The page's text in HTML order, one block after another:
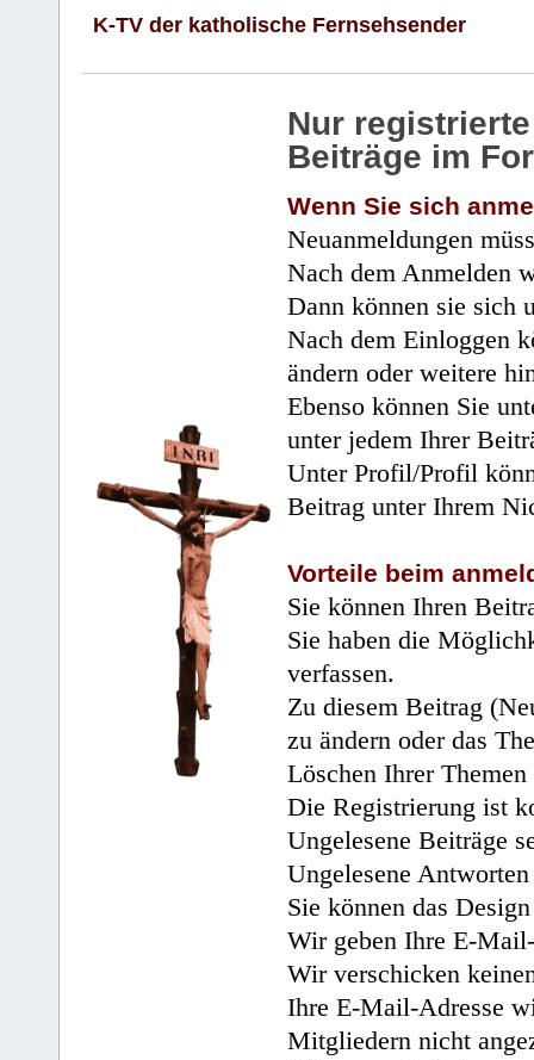
K-TV der katholische Fernsehsender
Nur
Beiträge im
Wenn Sie sich
Neuanmeldungen
Nach dem Anmelden
Dann können sie sich
Nach dem Einloggen
ändern oder weitere
Ebenso können Sie
unter jedem Ihrer
Unter Profil/Profil
Beitrag unter Ihrem
Vorteile beim
Sie können Ihren
Sie haben die
verfassen.
Zu diesem Beitrag
zu ändern oder das
Löschen Ihrer
Die Registrierung ist
Ungelesene Beiträge
Ungelesene
Sie können das
Wir geben Ihre E-
Wir verschicken
Ihre E-Mail-Adresse
Mitgliedern nicht